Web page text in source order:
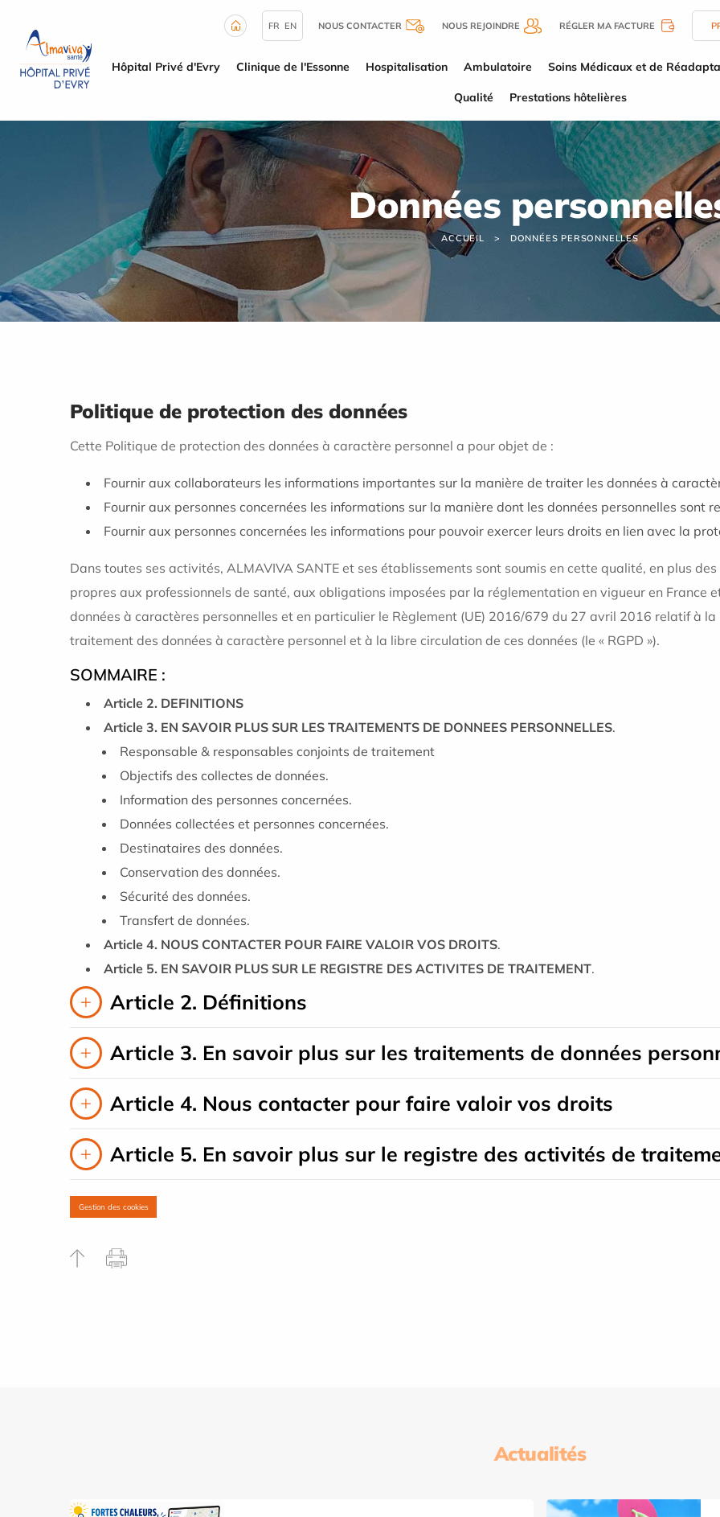
FR EN NOUS CONTACTER NOUS REJOINDRE RÉGLER MA FACTURE
Hôpital Privé d'Evry Clinique de l'Essonne Hospitalisation Ambulatoire Soins Médicaux et de
Qualité Prestations hôtelières
Données
ACCUEIL DONNÉES PERSONNELLES
Politique de protection des données
Cette Politique de protection des données à caractère personnel a pour objet de :
Fournir aux collaborateurs les informations importantes sur la manière de traiter les données à
Fournir aux personnes concernées les informations sur la manière dont les données personnelles sont
Fournir aux personnes concernées les informations pour pouvoir exercer leurs droits en lien avec la
Dans toutes ses activités, ALMAVIVA SANTE et ses établissements sont soumis en cette qualité, en plus
propres aux professionnels de santé, aux obligations imposées par la réglementation en vigueur en France
données à caractères personnelles et en particulier le Règlement (UE) 2016/679 du 27 avril 2016 relatif à
traitement des données à caractère personnel et à la libre circulation de ces données (le « RGPD »).
SOMMAIRE :
Article 2. DEFINITIONS
Article 3. EN SAVOIR PLUS SUR LES TRAITEMENTS DE DONNEES PERSONNELLES.
Responsable & responsables conjoints de traitement
Objectifs des collectes de données.
Information des personnes concernées.
Données collectées et personnes concernées.
Destinataires des données.
Conservation des données.
Sécurité des données.
Transfert de données.
Article 4. NOUS CONTACTER POUR FAIRE VALOIR VOS DROITS.
Article 5. EN SAVOIR PLUS SUR LE REGISTRE DES ACTIVITES DE TRAITEMENT.
Article 2. Définitions
Article 3. En savoir plus sur les traitements de données
Article 4. Nous contacter pour faire valoir vos droits
Article 5. En savoir plus sur le registre des activités de
Gestion des cookies
Actualités